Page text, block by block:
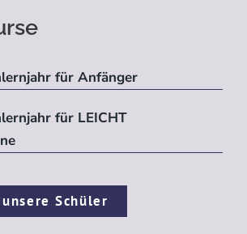
für Anfänger
für LEICHT
unsere Schüler